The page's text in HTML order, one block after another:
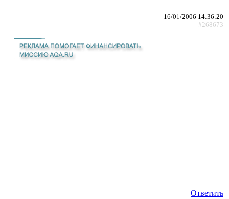
16/01/2006 14:36:20
#268673
Ответить